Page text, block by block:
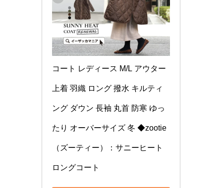
コート レディース M/L アウター
上着 羽織 ロング 撥水 キルティ
ング ダウン 長袖 丸首 防寒 ゆっ
たり オーバーサイズ 冬 ◆zootie
（ズーティー）：サニーヒート
ロングコート